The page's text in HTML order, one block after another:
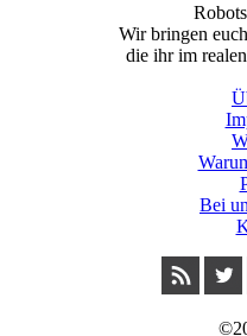
Wir bringen
die ihr im
Bei